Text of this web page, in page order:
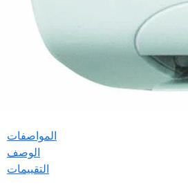
المواصفات
الوصف
التقييمات